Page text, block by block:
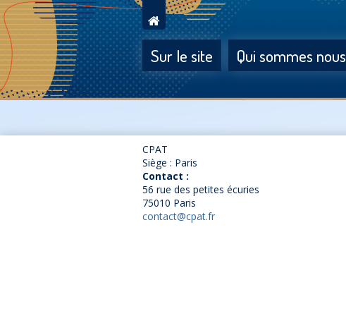
Sur le site Qui sommes nous
CPAT
Siège : Paris
Contact :
56 rue des petites écuries
75010 Paris
contact@cpat.fr